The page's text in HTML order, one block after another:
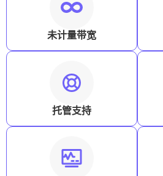
未计量带宽
托管支持